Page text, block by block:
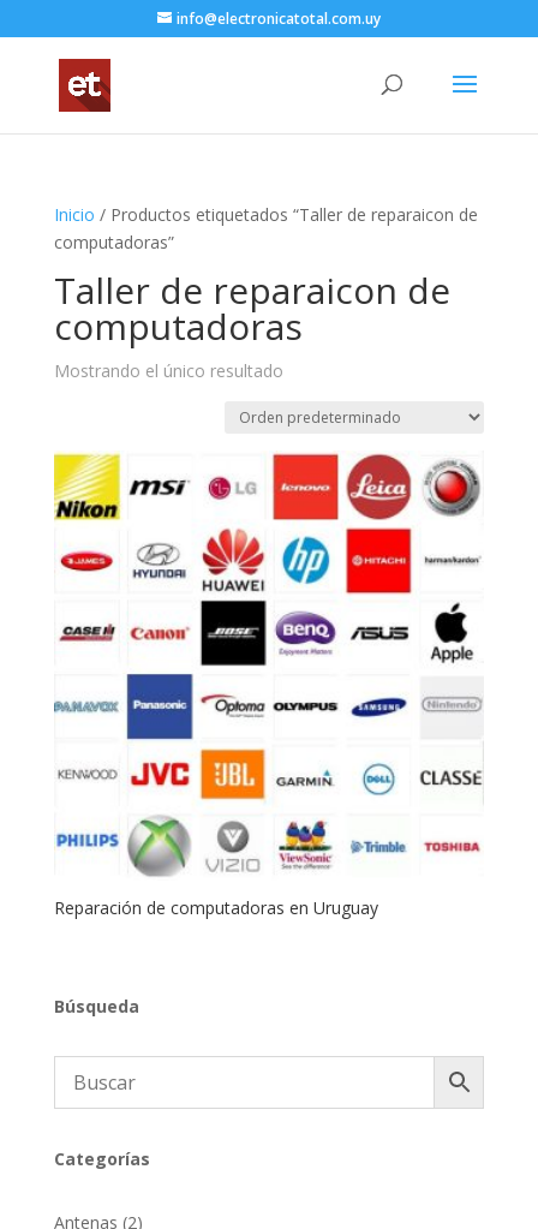
info@electronicatotal.com.uy
Inicio / Productos etiquetados “Taller de reparaicon de
computadoras”
Taller de reparaicon de
computadoras
Mostrando el único resultado
Reparación de computadoras en Uruguay
Búsqueda
Categorías
Antenas 22